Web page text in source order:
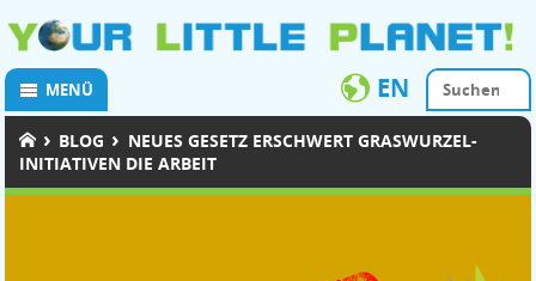
MENÜ EN
› BLOG › NEUES GESETZ ERSCHWERT GRASWURZEL-
INITIATIVEN DIE ARBEIT